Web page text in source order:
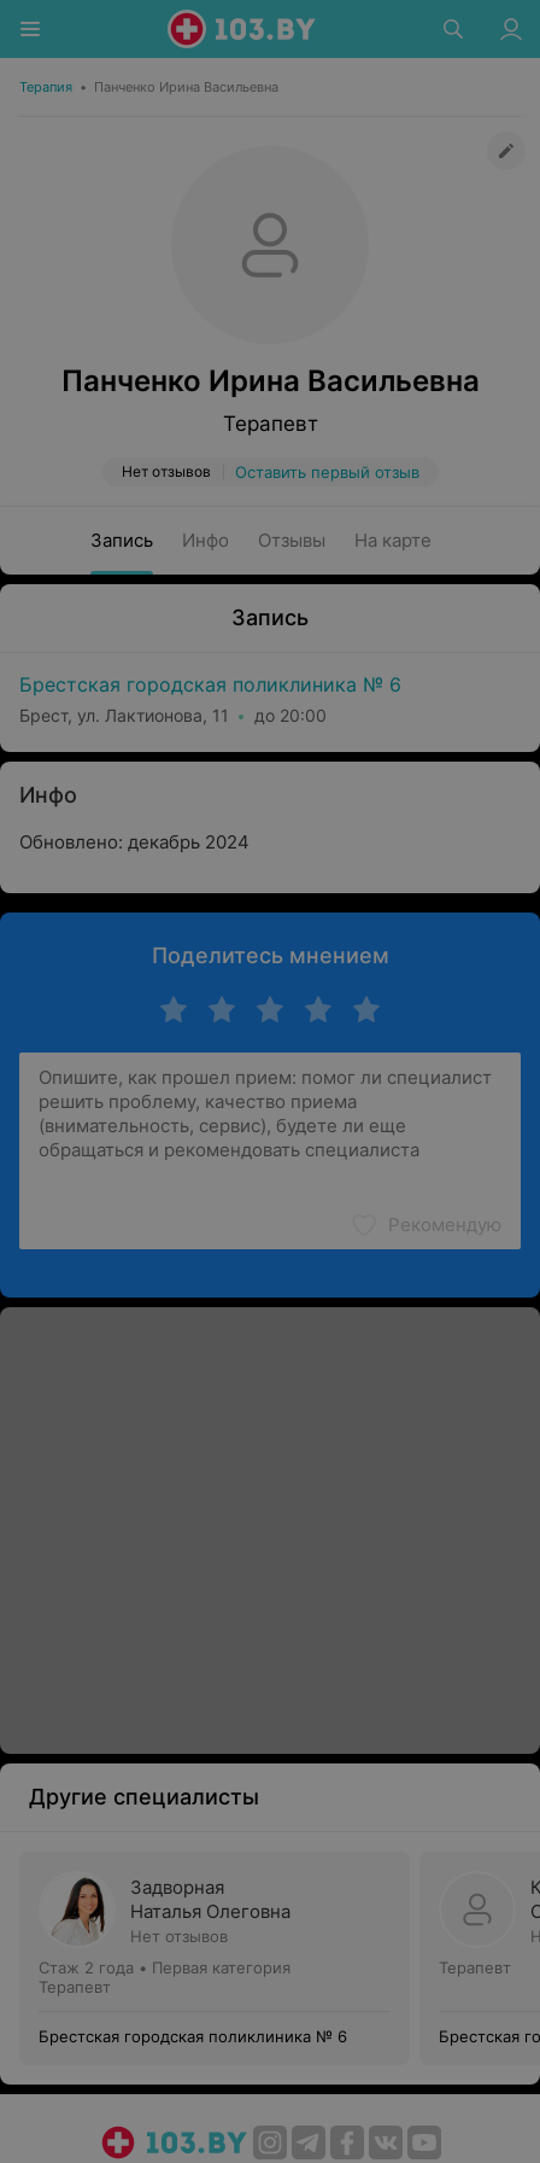
Терапия • Панченко Ирина Васильевна
Панченко Ирина Васильевна
Терапевт
Нет отзывов Оставить первый отзыв
Запись Инфо Отзывы На карте
Запись
Брестская городская поликлиника № 6
Брест, ул. Лактионова, 11 до 20:00
Инфо
Обновлено: декабрь 2024
Поделитесь мнением
Рекомендую
Другие специалисты
Задворная
Наталья Олеговна
Нет отзывов
Стаж 2 года • Первая категория
Терапевт
Брестская городская поликлиника № 6
Терапевт
Брестская